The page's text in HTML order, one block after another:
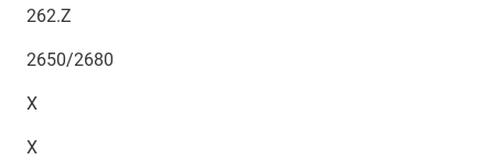
262.Z
2650/2680
X
X